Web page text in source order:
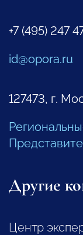
+7 (495) 247
id@opora.ru
127473, г.
Другие
Центр